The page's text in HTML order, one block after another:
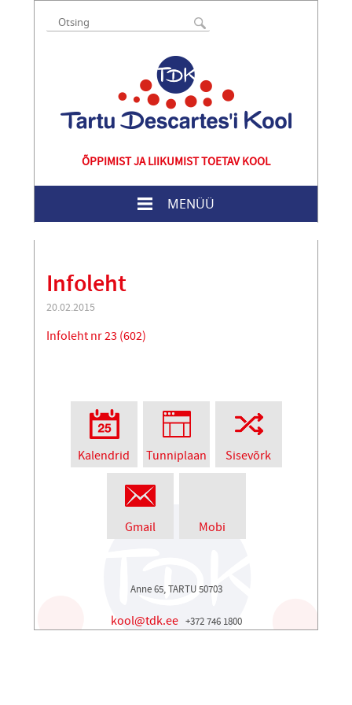
ÕPPIMIST JA LIIKUMIST TOETAV KOOL
MENÜÜ
Infoleht
20.02.2015
Infoleht nr 23 (602)
Kalendrid Tunniplaan Sisevõrk
Gmail Mobi
Anne 65, TARTU 50703
kool@tdk.ee +372 746 1800